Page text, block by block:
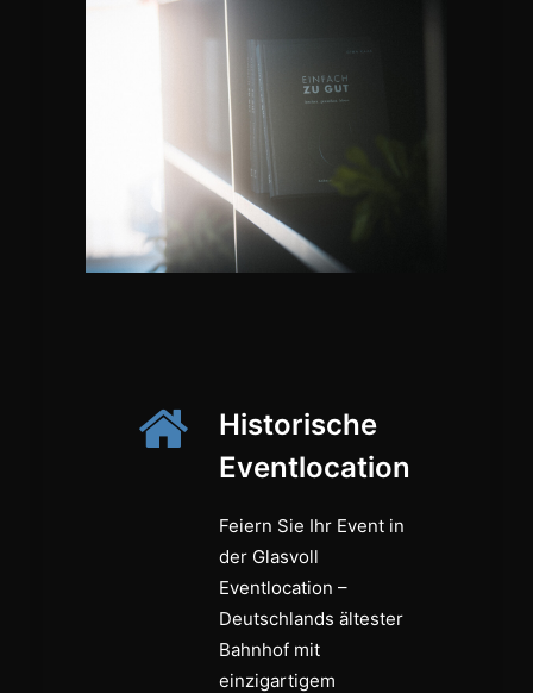
Historische
Eventlocation
Feiern Sie Ihr Event in
der Glasvoll
Eventlocation –
Deutschlands ältester
Bahnhof mit
einzigartigem